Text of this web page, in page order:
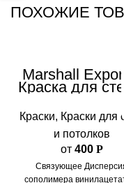
ПОХОЖИЕ
Marshall
Краска для
потолков
Краски, Краски для
и потолков
от 400 Р
Связующее
сополимера